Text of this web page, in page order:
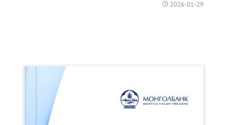
2026-01-29